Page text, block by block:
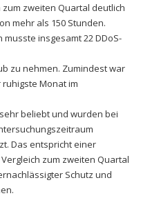
zweiten Quartal deutlich
mehr als 150 Stunden.
insgesamt 22 DDoS-
zu nehmen. Zumindest war
Monat im
beliebt und wurden bei
Das entspricht einer
zum zweiten Quartal
Schutz und